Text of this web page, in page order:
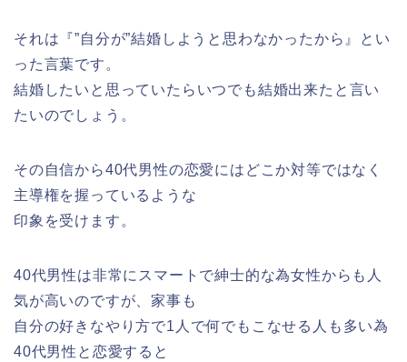
それは『”自分が”結婚しようと思わなかったから』とい
った言葉です。
結婚したいと思っていたらいつでも結婚出来たと言い
たいのでしょう。
その自信から40代男性の恋愛にはどこか対等ではなく
主導権を握っているような
印象を受けます。
40代男性は非常にスマートで紳士的な為女性からも人
気が高いのですが、家事も
自分の好きなやり方で1人で何でもこなせる人も多い為
40代男性と恋愛すると